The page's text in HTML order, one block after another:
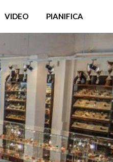
VIDEO PIANIFICA